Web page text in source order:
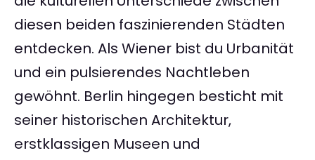
diesen beiden faszinierenden Städten
entdecken. Als Wiener bist du Urbanität
und ein pulsierendes Nachtleben
gewöhnt. Berlin hingegen besticht mit
seiner historischen Architektur,
erstklassigen Museen und